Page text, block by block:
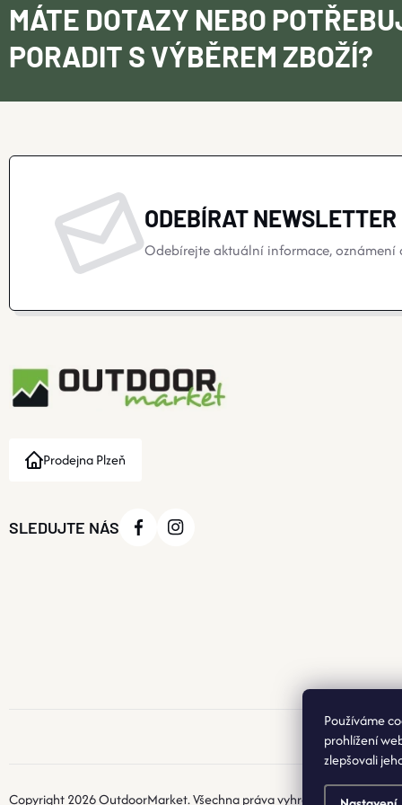
Používáme
prohlížení
zlepšovali
MÁTE DOTAZY NEBO
PORADIT S VÝBĚREM ZBOŽÍ?
ODEBÍRAT NEWSLETTER
Odebírejte aktuální informace, oznámení
Prodejna Plzeň
SLEDUJTE NÁS
Copyright 2026OutdoorMarket. Všechna práva vyhrazena.